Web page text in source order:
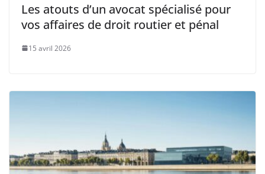
Les atouts d’un avocat spécialisé pour
vos affaires de droit routier et pénal
15 avril 2026